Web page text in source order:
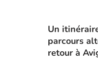
Un
parcours
retour à